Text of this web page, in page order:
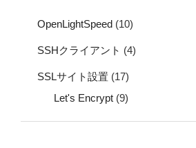
OpenLightSpeed (10)
SSHクライアント (4)
SSLサイト設置 (17)
Let's Encrypt (9)